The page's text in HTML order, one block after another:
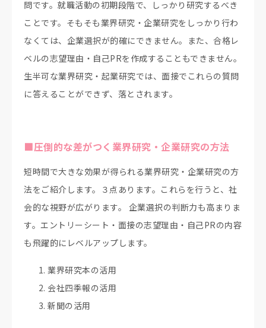
問です。就職活動の初期段階で、しっかり研究するべき
ことです。そもそも業界研究・企業研究をしっかり行わ
なくては、企業選択が的確にできません。また、合格レ
ベルの志望理由・自己PRを作成することもできません。
生半可な業界研究・起業研究では、面接でこれらの質問
に答えることができず、落とされます。
■圧倒的な差がつく業界研究・企業研究の方法
短時間で大きな効果が得られる業界研究・企業研究の方
法をご紹介します。３点あります。これらを行うと、社
会的な視野が広がります。 企業選択の判断力も高まりま
す。エントリーシート・面接の志望理由・自己PRの内容
も飛躍的にレベルアップします。
業界研究本の活用
会社四季報の活用
新聞の活用